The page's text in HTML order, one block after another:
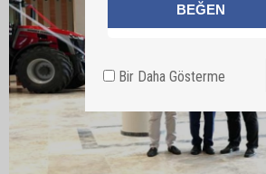
BEĞEN
Bir Daha Gösterme